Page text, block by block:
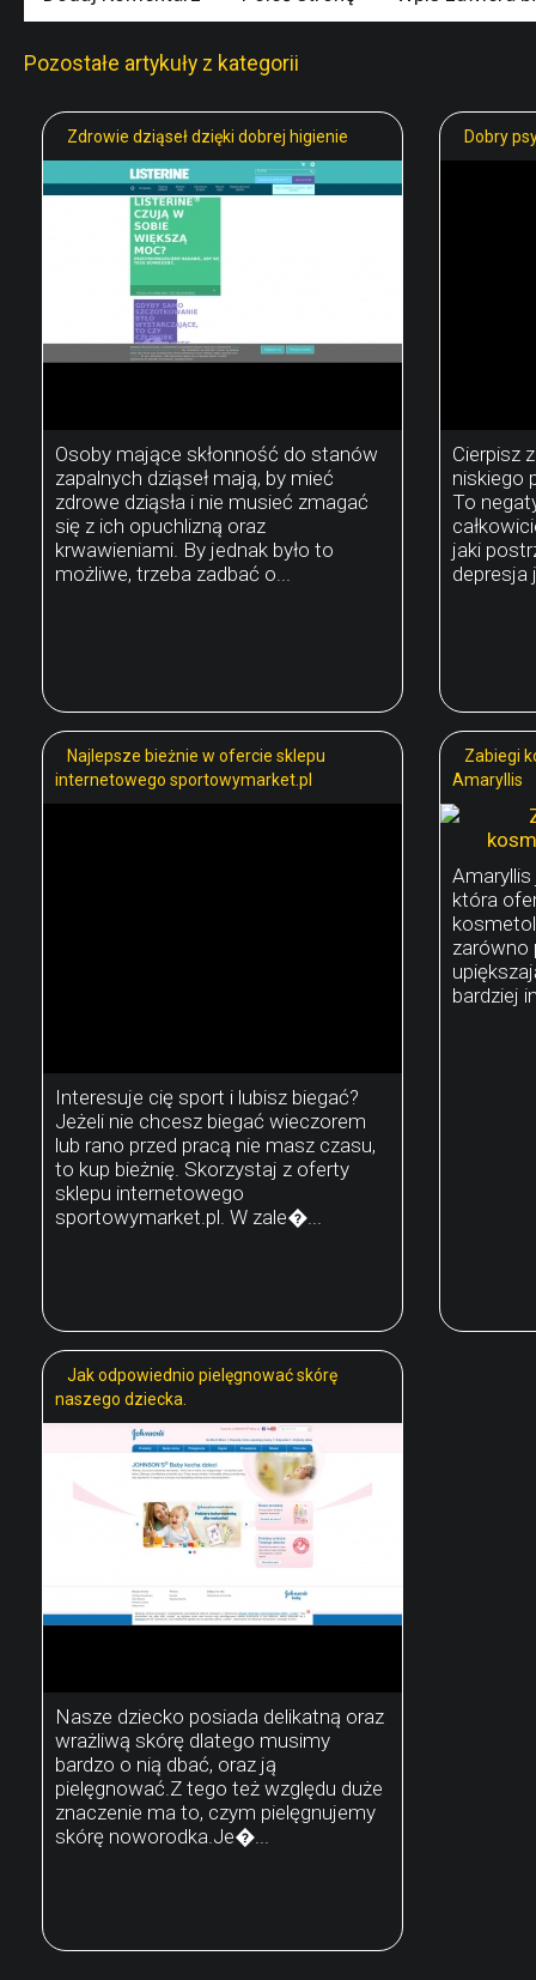
Pozostałe artykuły z kategorii
Zdrowie dziąseł dzięki dobrej higienie
Osoby mające skłonność do stanów
zapalnych dziąseł mają, by mieć
zdrowe dziąsła i nie musieć zmagać
się z ich opuchlizną oraz
krwawieniami. By jednak było to
możliwe, trzeba zadbać o...
Dobry
Cierpisz
niskiego
To
jaki
depresja
Najlepsze bieżnie w ofercie sklepu
internetowego sportowymarket.pl
Interesuje cię sport i lubisz biegać?
Jeżeli nie chcesz biegać wieczorem
lub rano przed pracą nie masz czasu,
to kup bieżnię. Skorzystaj z oferty
sklepu internetowego
sportowymarket.pl. W zale�...
Zabiegi
Amaryllis
która
zarówno
bardziej
Jak odpowiednio pielęgnować skórę
naszego dziecka.
Nasze dziecko posiada delikatną oraz
wrażliwą skórę dlatego musimy
bardzo o nią dbać, oraz ją
pielęgnować.Z tego też względu duże
znaczenie ma to, czym pielęgnujemy
skórę noworodka.Je�...